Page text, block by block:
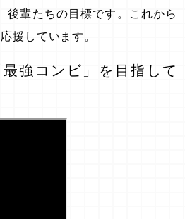
後輩たちの目標です。これから
援しています。
強コンビ」を目指して